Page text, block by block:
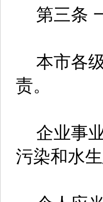
第三条
本市各
责。
企业事
污染和水